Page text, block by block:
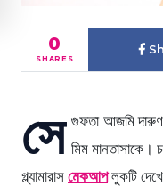
0
SHARES
সে গুফতা আজমি দারুণ
মিম মানতাসাকে।
গ্ল্যামারাস মেকআপলুকটি